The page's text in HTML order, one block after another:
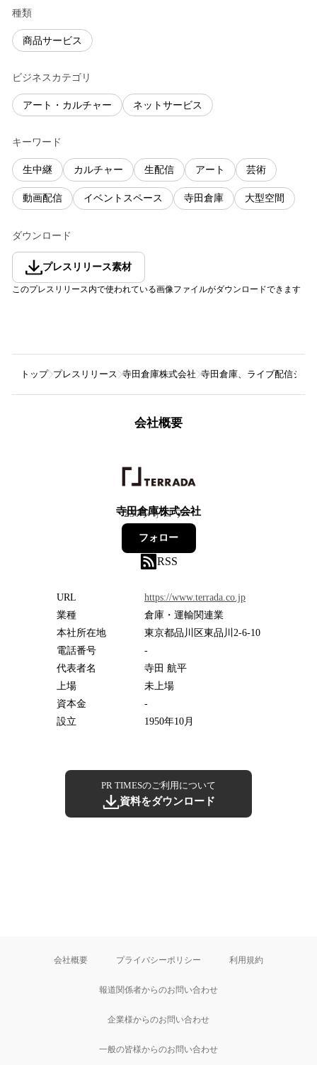
種類
商品サービス
ビジネスカテゴリ
アート・カルチャー ネットサービス
キーワード
生中継 カルチャー 生配信 アート 芸術
動画配信 イベントスペース 寺田倉庫 大型空間
ダウンロード
プレスリリース素材
このプレスリリース内で使われている画像ファイルがダウンロードできます
トップ プレスリリース 寺田倉庫株式会社 寺田倉庫、ライブ配信シス
会社概要
寺田倉庫株式会社
237フォロワー
フォロー
RSS
URL
https://www.terrada.co.jp
業種
倉庫・運輸関連業
本社所在地
東京都品川区東品川2-6-10
電話番号
-
代表者名
寺田 航平
上場
未上場
資本金
-
設立
1950年10月
PR TIMESのご利用について
資料をダウンロード
会社概要 プライバシーポリシー 利用規約
報道関係者からのお問い合わせ
企業様からのお問い合わせ
一般の皆様からのお問い合わせ